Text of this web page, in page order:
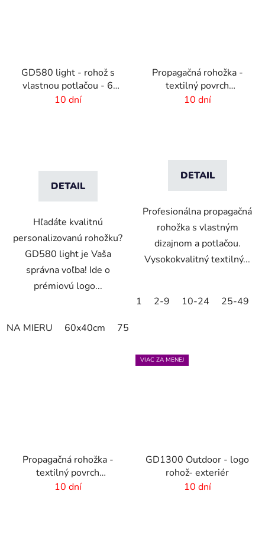
GD580 light - rohož s
vlastnou potlačou - 6
mm vlas
10 dní
DETAIL
Hľadáte kvalitnú
personalizovanú rohožku?
GD580 light je Vaša
správna voľba! Ide o
prémiovú logo...
NA MIERU 60x40cm 75x60cm
Propagačná rohožka -
textilný povrch
-115x180 cm
10 dní
DETAIL
Profesionálna propagačná
rohožka s vlastným
dizajnom a potlačou.
Vysokokvalitný textilný...
1 2-9 10-24 25-49
Propagačná rohožka -
textilný povrch
-85x150 cm
10 dní
VIAC ZA MENEJ
GD1300 Outdoor - logo
rohož- exteriér
10 dní